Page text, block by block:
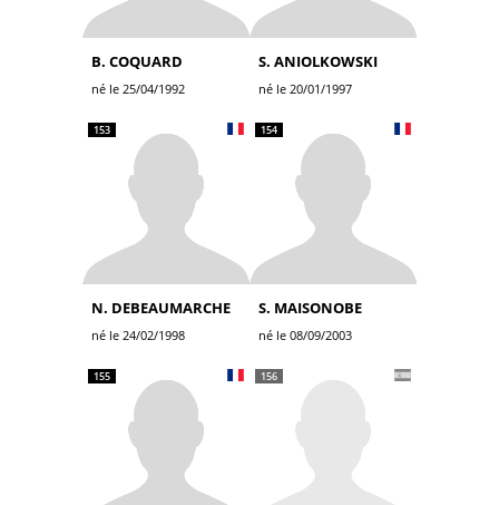
B. COQUARD
né le 25/04/1992
S. ANIOLKOWSKI
né le 20/01/1997
153
N. DEBEAUMARCHE
né le 24/02/1998
154
S. MAISONOBE
né le 08/09/2003
155 156